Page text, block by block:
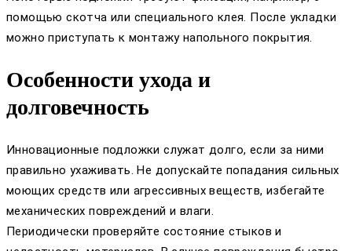
помощью скотча или специального клея. После укладки
можно приступать к монтажу напольного покрытия.
Особенности ухода и
долговечность
Инновационные подложки служат долго, если за ними
правильно ухаживать. Не допускайте попадания сильных
моющих средств или агрессивных веществ, избегайте
механических повреждений и влаги.
Периодически проверяйте состояние стыков и